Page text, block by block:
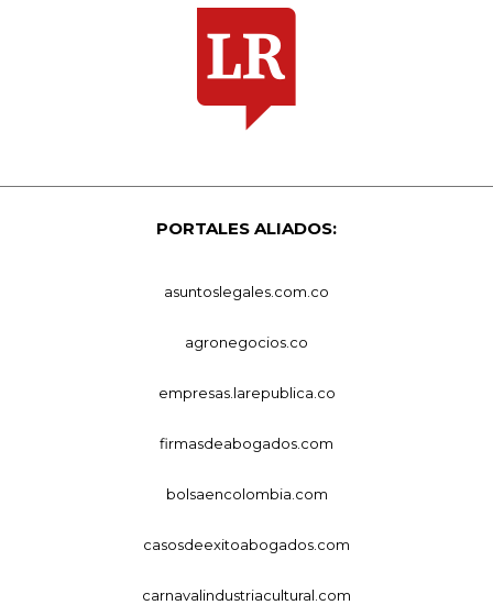
PORTALES ALIADOS:
asuntoslegales.com.co
agronegocios.co
empresas.larepublica.co
firmasdeabogados.com
bolsaencolombia.com
casosdeexitoabogados.com
carnavalindustriacultural.com